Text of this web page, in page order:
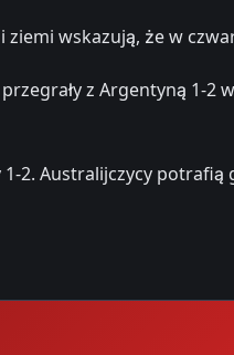
ziemi wskazują, że w
z Argentyną 1-2
2. Australijczycy potrafią